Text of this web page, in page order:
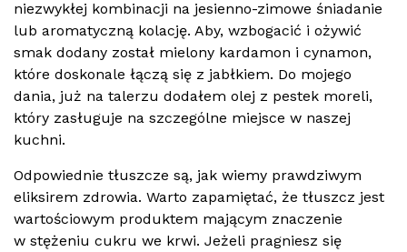
niezwykłej kombinacji na jesienno-zimowe śniadanie
lub aromatyczną kolację. Aby, wzbogacić i ożywić
smak dodany został mielony kardamon i cynamon,
które doskonale łączą się z jabłkiem. Do mojego
dania, już na talerzu dodałem olej z pestek moreli,
który zasługuje na szczególne miejsce w naszej
kuchni.
Odpowiednie tłuszcze są, jak wiemy prawdziwym
eliksirem zdrowia. Warto zapamiętać, że tłuszcz jest
wartościowym produktem mającym znaczenie
w stężeniu cukru we krwi. Jeżeli pragniesz się